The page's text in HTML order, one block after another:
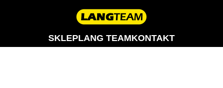
SKLEPLANG TEAMKONTAKT